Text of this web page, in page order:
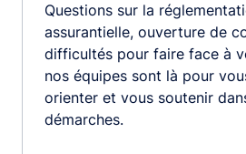
Questions sur la
assurantielle, ouverture de
difficultés pour faire face à
nos équipes sont là pour
orienter et vous soutenir
démarches.